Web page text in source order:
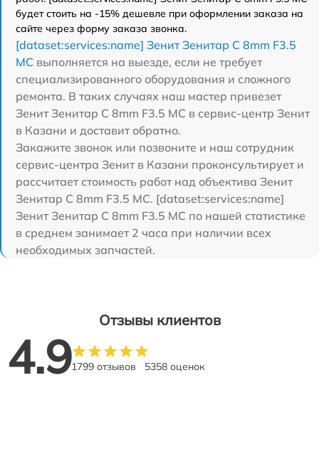
будет стоить на -15% дешевле при оформлении заказа на
сайте через форму заказа звонка.
[dataset:services:name] Зенит Зенитар C 8mm F3.5
МС выполняется на выезде, если не требует
специализированного оборудования и сложного
ремонта. В таких случаях наш мастер привезет
Зенит Зенитар C 8mm F3.5 МС в сервис-центр Зенит
в Казани и доставит обратно.
Закажите звонок или позвоните и наш сотрудник
сервис-центра Зенит в Казани проконсультирует и
рассчитает стоимость работ над объектива Зенит
Зенитар C 8mm F3.5 МС. [dataset:services:name]
Зенит Зенитар C 8mm F3.5 МС по нашей статистике
в среднем занимает 2 часа при наличии всех
необходимых запчастей.
Отзывы клиентов
4.91799 отзывов 5358 оценок